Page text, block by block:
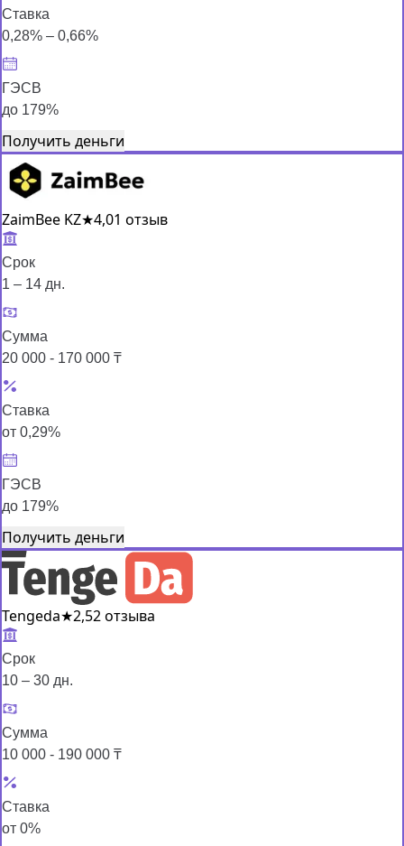
Ставка
0,28% – 0,66%
ГЭСВ
до 179%
Получить деньги
ZaimBee KZ★4,01 отзыв
Срок
1 – 14 дн.
Сумма
20 000 - 170 000 ₸
Ставка
от 0,29%
ГЭСВ
до 179%
Получить деньги
Tengeda★2,52 отзыва
Срок
10 – 30 дн.
Сумма
10 000 - 190 000 ₸
Ставка
от 0%